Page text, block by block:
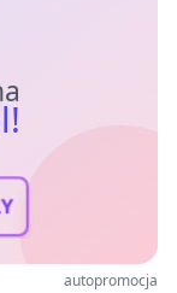
autopromocja